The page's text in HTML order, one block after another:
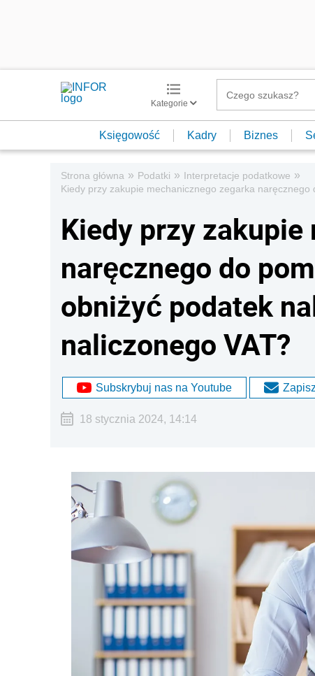
Kategorie
Księgowość Kadry Biznes
Strona główna » Podatki » Interpretacje podatkowe »
Kiedy przy zakupie mechanicznego zegarka
Kiedy przy
naręcznego do
obniżyć podatek
naliczonego VAT?
Subskrybuj nas na Youtube
18 stycznia 2024, 14:14